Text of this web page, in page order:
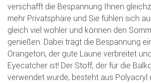
verschafft die Bespannung Ihnen
mehr Privatsphäre und Sie fühlen sich
gleich viel wohler und können den
genießen. Dabei trägt die Bespannung
Orangeton, der gute Laune verbreitet
Eyecatcher ist! Der Stoff, der für die
verwendet wurde, besteht aus Polyacryl